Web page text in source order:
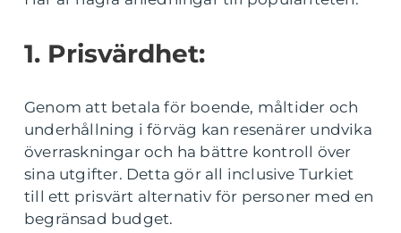
1. Prisvärdhet:
Genom att betala för boende, måltider och
underhållning i förväg kan resenärer undvika
överraskningar och ha bättre kontroll över
sina utgifter. Detta gör all inclusive Turkiet
till ett prisvärt alternativ för personer med en
begränsad budget.